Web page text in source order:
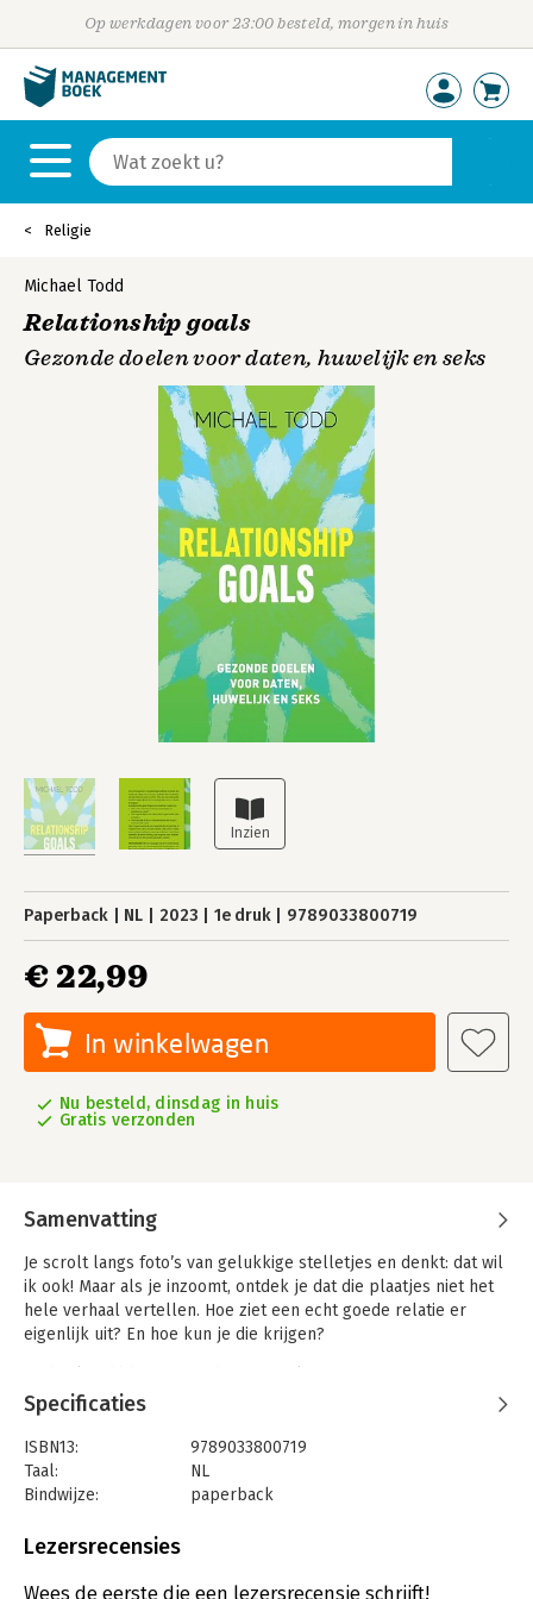
Op werkdagen voor 23:00 besteld, morgen in huis
Religie
Michael Todd
Relationship goals
Gezonde doelen voor daten, huwelijk en seks
Paperback NL 2023 1e druk 9789033800719
€ 22,99
In winkelwagen
Nu besteld, dinsdag in huis
Gratis verzonden
Samenvatting
Je scrolt langs foto’s van gelukkige stelletjes en denkt: dat wil
ik ook! Maar als je inzoomt, ontdek je dat die plaatjes niet het
hele verhaal vertellen. Hoe ziet een echt goede relatie er
eigenlijk uit? En hoe kun je die krijgen?
• Wat is het verschil tussen zomaar wat daten en doelbewust
daten?
• Wat zegt de Bijbel over seks? (Dat is spannender dan je
denkt.)
• Waarom zijn de beste vriendschappen die waarin God
centraal staat?
Specificaties
ISBN13:
9789033800719
Taal:
NL
Bindwijze:
paperback
Uitgever:
Verschijningsdatum:
29-9-2023
Lezersrecensies
Wees de eerste die een lezersrecensie schrijft!